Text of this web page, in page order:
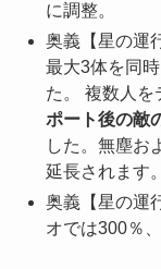
に調整。
奥義【星の運
最大3体を同
た。 複数人を
ポート後の敵
した。無塵お
延長されます。
奥義【星の運
オでは300％